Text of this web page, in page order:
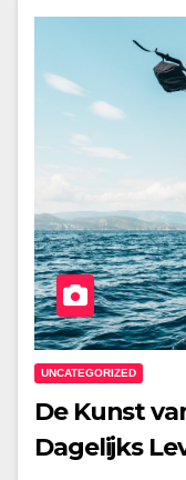
UNCATEGORIZED
De Kunst
Dagelijks